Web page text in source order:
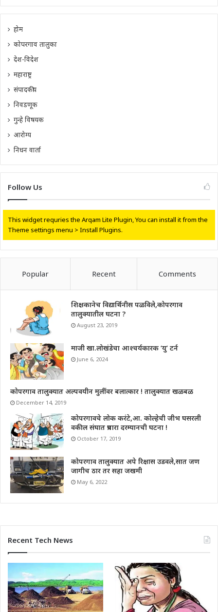
होम
कोपरगाव तालुका
देश-विदेश
महाराष्ट्र
संपादकीय
निवडणूक
गुन्हे विषयक
आरोग्य
निधन वार्ता
Follow Us
This widget requries the Arqam Lite Plugin, You can install it from the
Theme settings menu > Install Plugins.
Popular Recent Comments
शिक्षकानेच विद्यार्थिनीस पळविले,कोपरगाव
तालुक्यातील घटना ?
August 23, 2019
माजी खा.लोखंडेचा आश्चर्यकारक ‘यु’ टर्न
June 6, 2024
कोपरगाव तालुक्यात अल्पवयीन मुलींवर बलात्कार ! तालुक्यात खळबळ
December 14, 2019
कोपरगावचे लोक करंटे,आ. कोल्हेची जीभ घसरली
वकील संघात प्रचारा दरम्यानची घटना !
October 17, 2019
कोपरगाव तालुक्यात अपे रिक्षास उडवले,सात जण
जागीच ठार तर सहा जखमी
May 6, 2022
Recent Tech News